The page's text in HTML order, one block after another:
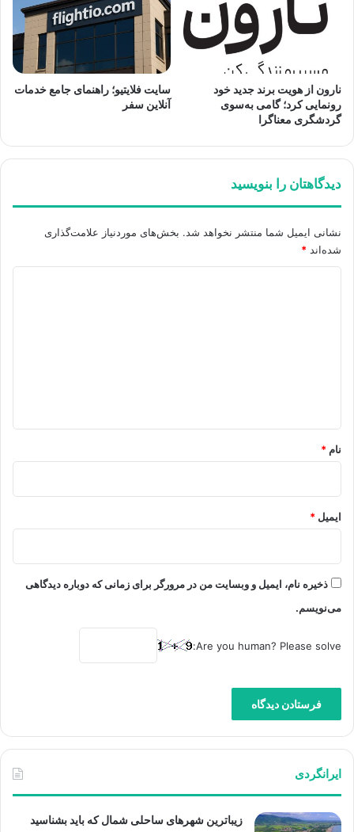
نارون از هویت برند جدید خود
رونمایی کرد؛ گامی به‌سوی
گردشگری معناگرا
سایت فلایتیو؛ راهنمای جامع خدمات
آنلاین سفر
دیدگاهتان را بنویسید
نشانی ایمیل شما منتشر نخواهد شد. بخش‌های موردنیاز علامت‌گذاری
شده‌اند *
نام *
ایمیل *
ذخیره نام، ایمیل و وبسایت من در مرورگر برای زمانی که دوباره دیدگاهی
می‌نویسم.
Are you human? Please solve:
ایرانگردی
زیباترین شهرهای ساحلی شمال که باید بشناسید